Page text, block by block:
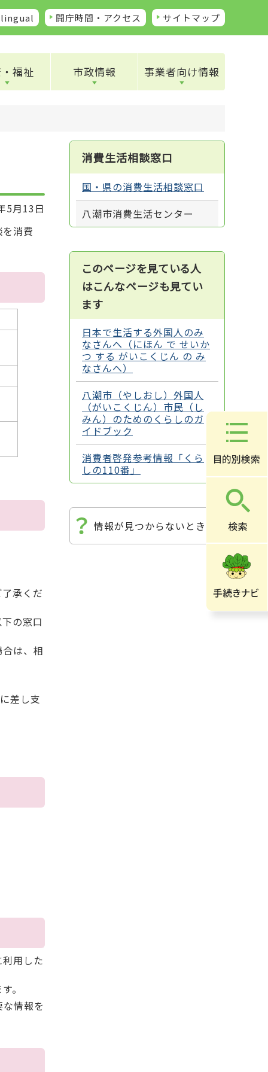
開庁時間・アクセス サイトマップ
福祉 市政情報 事業者向け情報
5月13日
消費
承くだ
の窓口
は、相
差し支
用した
。
情報を
消費生活相談窓口
国・県の消費生活相談窓口
八潮市消費生活センター
このページを見ている人
はこんなページも見てい
ます
日本で生活する外国人のみ
なさんへ（にほん で せいか
つ する がいこくじん の み
なさんへ）
八潮市（やしおし）外国人
（がいこくじん）市民（し
みん）のためのくらしのガ
イドブック
消費者啓発参考情報「くら
しの110番」
情報が見つからないときは